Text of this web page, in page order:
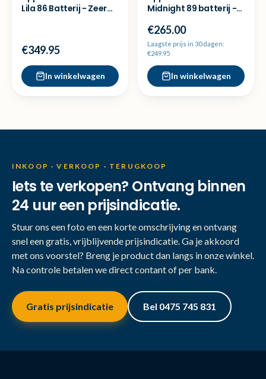
Lila 86 Batterij - Zeer
€349.95
In winkelwagen
Midnight 89 batterij -
€265.00
Laagste prijs in 30 dagen:
€249.95
In winkelwagen
INKOOP · VERKOOP · TERUGKOOP
Iets te verkopen? Ontvang binnen
24 uur een prijsindicatie.
Stuur ons een foto en een korte omschrijving en ontvang
snel een gratis, vrijblijvende prijsindicatie. Ga je akkoord
met ons voorstel? Breng je product dan langs in onze winkel.
Na controle betalen we direct contant of per bank.
Gratis prijsindicatie Bel 0475 745 831